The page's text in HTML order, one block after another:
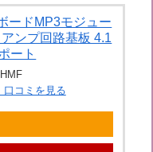
ードMP3モジュー
ンプ回路基板 4.1
ート
口コミを見る